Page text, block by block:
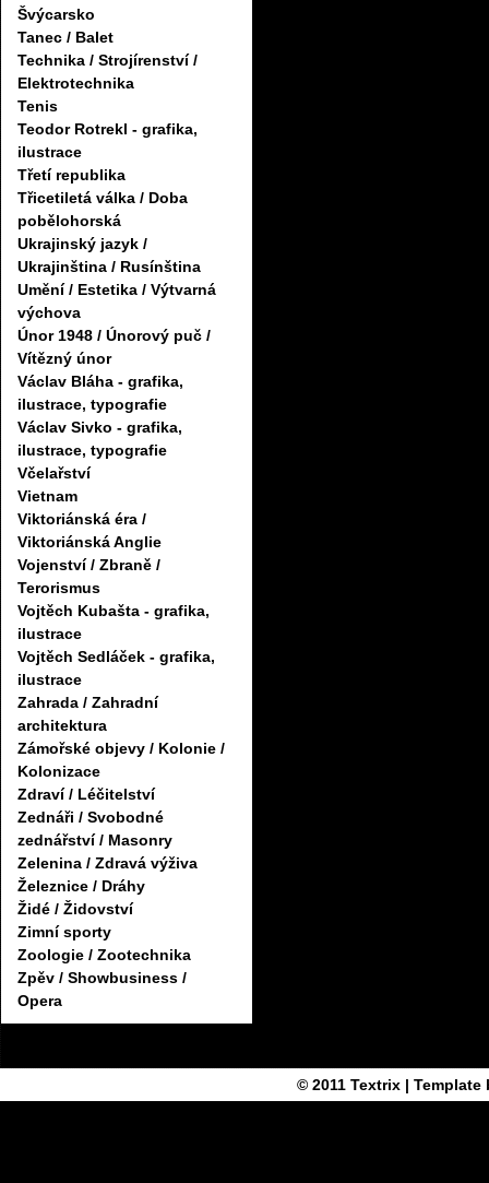
Švýcarsko
Tanec / Balet
Technika / Strojírenství /
Elektrotechnika
Tenis
Teodor Rotrekl - grafika,
ilustrace
Třetí republika
Třicetiletá válka / Doba
pobělohorská
Ukrajinský jazyk /
Ukrajinština / Rusínština
Umění / Estetika / Výtvarná
výchova
Únor 1948 / Únorový puč /
Vítězný únor
Václav Bláha - grafika,
ilustrace, typografie
Václav Sivko - grafika,
ilustrace, typografie
Včelařství
Vietnam
Viktoriánská éra /
Viktoriánská Anglie
Vojenství / Zbraně /
Terorismus
Vojtěch Kubašta - grafika,
ilustrace
Vojtěch Sedláček - grafika,
ilustrace
Zahrada / Zahradní
architektura
Zámořské objevy / Kolonie /
Kolonizace
Zdraví / Léčitelství
Zednáři / Svobodné
zednářství / Masonry
Zelenina / Zdravá výživa
Železnice / Dráhy
Židé / Židovství
Zimní sporty
Zoologie / Zootechnika
Zpěv / Showbusiness /
Opera
© 2011 Textrix| Template